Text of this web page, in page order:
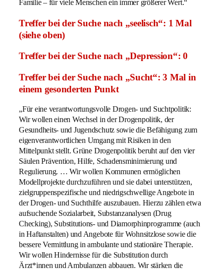
Familie – für viele Menschen ein immer größerer Wert.“
Treffer bei der Suche nach „seelisch“: 1 Mal
(siehe oben)
Treffer bei der Suche nach „Depression“: 0
Treffer bei der Suche nach „Sucht“: 3 Mal in
einem gesonderten Punkt
„Für eine verantwortungsvolle Drogen- und Suchtpolitik:
Wir wollen einen Wechsel in der Drogenpolitik, der
Gesundheits- und Jugendschutz sowie die Befähigung zum
eigenverantwortlichen Umgang mit Risiken in den
Mittelpunkt stellt. Grüne Drogenpolitik beruht auf den vier
Säulen Prävention, Hilfe, Schadensminimierung und
Regulierung. … Wir wollen Kommunen ermöglichen
Modellprojekte durchzuführen und sie dabei unterstützen,
zielgruppenspezifische und niedrigschwellige Angebote in
der Drogen- und Suchthilfe auszubauen. Hierzu zählen etwa
aufsuchende Sozialarbeit, Substanzanalysen (Drug
Checking), Substitutions- und Diamorphinprogramme (auch
in Haftanstalten) und Angebote für Wohnsitzlose sowie die
bessere Vermittlung in ambulante und stationäre Therapie.
Wir wollen Hindernisse für die Substitution durch
Ärzt*innen und Ambulanzen abbauen. Wir stärken die